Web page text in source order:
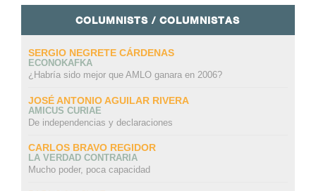
COLUMNISTS / COLUMNISTAS
SERGIO NEGRETE CÁRDENAS
ECONOKAFKA
¿Habría sido mejor que AMLO ganara en 2006?
JOSÉ ANTONIO AGUILAR RIVERA
AMICUS CURIAE
De independencias y declaraciones
CARLOS BRAVO REGIDOR
LA VERDAD CONTRARIA
Mucho poder, poca capacidad